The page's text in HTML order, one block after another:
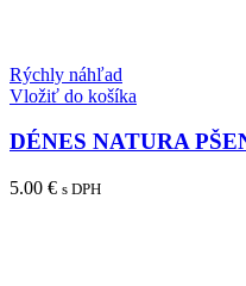
Rýchly náhľad
Vložiť do košíka
DÉNES NATURA
5.00 € s DPH